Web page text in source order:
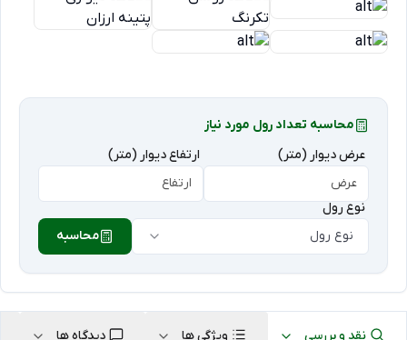
محاسبه تعداد رول مورد نیاز
عرض دیوار (متر)
ارتفاع دیوار (متر)
نوع رول
نوع رول
محاسبه
نقد و بررسی ویژگی ها دیدگاه ها